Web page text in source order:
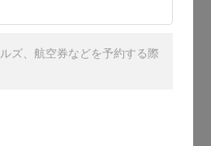
ズ、航空券などを予約する際